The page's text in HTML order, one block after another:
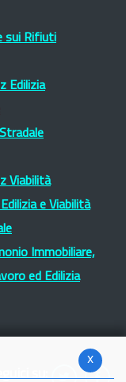
sui Rifiuti
Edilizia
Viabilità
e Viabilità
Immobiliare,
ed Edilizia
su:
x